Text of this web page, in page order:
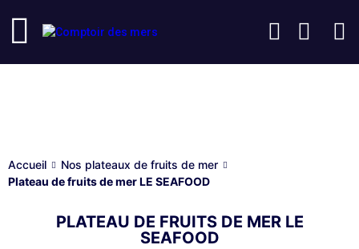
Accueil
Nos plateaux de fruits de mer
Plateau de fruits de mer LE SEAFOOD
PLATEAU DE FRUITS DE MER LE
SEAFOOD